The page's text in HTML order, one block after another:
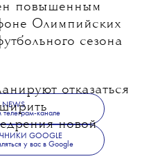
повышенным
Олимпийских
сезона
отказаться
новой
NEWS
канале
GOOGLE
у вас в Google